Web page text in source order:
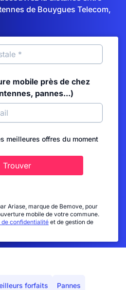
de Bouygues Telecom,
mobile près de chez
pannes...)
meilleures offres du moment
Trouver
Ariase, marque de Bemove, pour
mobile de votre commune.
de confidentialité et de gestion de
forfaits Pannes